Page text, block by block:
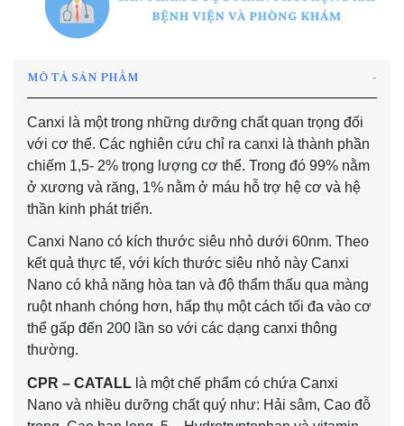
MÔ TẢ SẢN PHẨM
Canxi là một trong những dưỡng chất quan trọng đối
với cơ thể. Các nghiên cứu chỉ ra canxi là thành phần
chiếm 1,5- 2% trọng lượng cơ thể. Trong đó 99% nằm
ở xương và răng, 1% nằm ở máu hỗ trợ hệ cơ và hệ
thần kinh phát triển.
Canxi Nano có kích thước siêu nhỏ dưới 60nm. Theo
kết quả thực tế, với kích thước siêu nhỏ này Canxi
Nano có khả năng hòa tan và độ thẩm thấu qua màng
ruột nhanh chóng hơn, hấp thụ một cách tối đa vào cơ
thể gấp đến 200 lần so với các dạng canxi thông
thường.
CPR – CATALL là một chế phẩm có chứa Canxi
Nano và nhiều dưỡng chất quý như: Hải sâm, Cao đỗ